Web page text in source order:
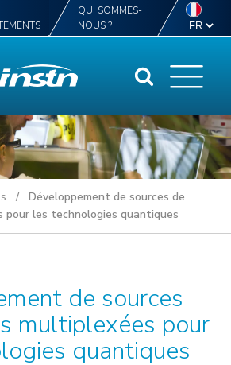
QUI SOMMES-
NOUS ?
/ Développement de sources de
pour les technologies quantiques
de sources
multiplexées pour
quantiques